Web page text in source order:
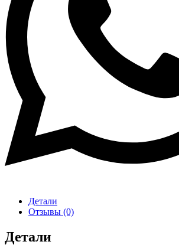
Детали
Отзывы (0)
Детали